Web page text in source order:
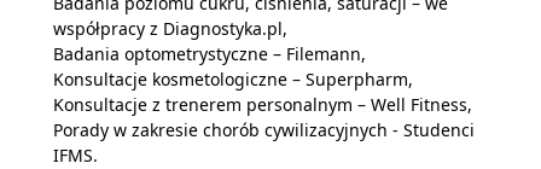
współpracy z Diagnostyka.pl,
Badania optometrystyczne – Filemann,
Konsultacje kosmetologiczne – Superpharm,
Konsultacje z trenerem personalnym – Well Fitness,
Porady w zakresie chorób cywilizacyjnych - Studenci
IFMS.